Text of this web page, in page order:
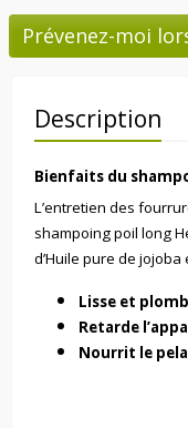
Prévenez-moi
Description
Bienfaits du
L’entretien des
shampoing poil long
d’Huile pure de jojoba
Lisse et
Retarde
Nourrit le